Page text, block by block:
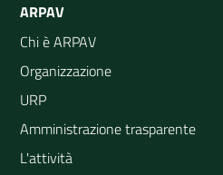
ARPAV
Chi è ARPAV
Organizzazione
URP
Amministrazione trasparente
L'attività